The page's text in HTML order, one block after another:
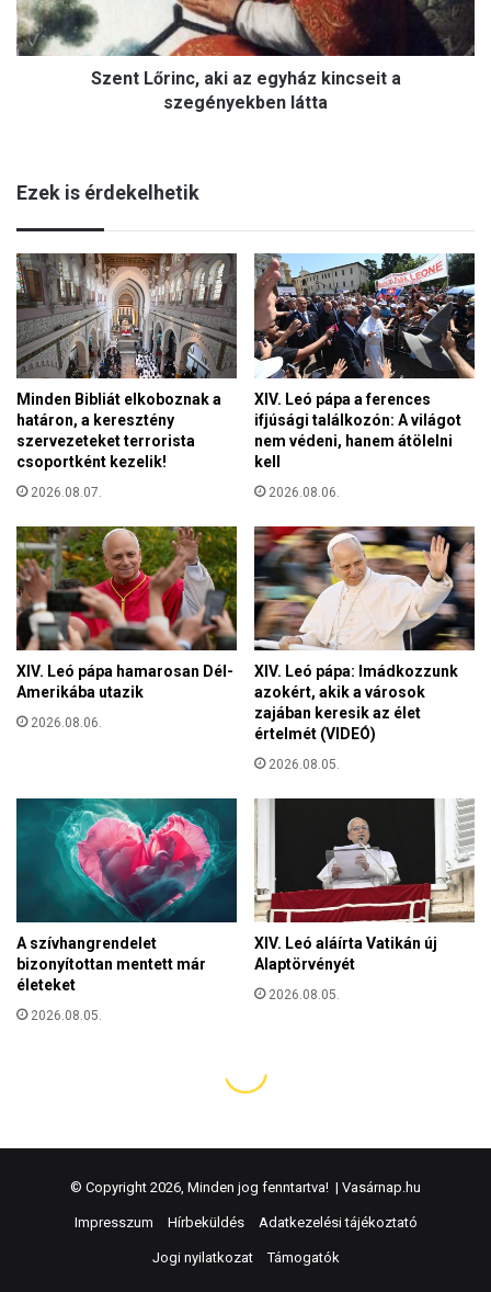
© Copyright 2026, Minden jog fenntartva! | Vasárnap.hu
Impresszum Hírbeküldés Adatkezelési tájékoztató
Jogi nyilatkozat Támogatók